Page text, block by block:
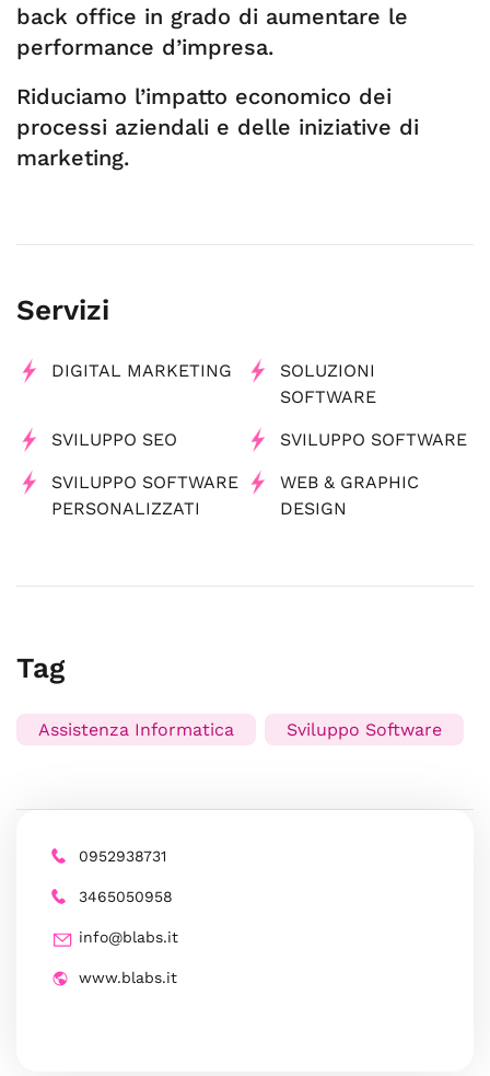
back office in grado di aumentare le
performance d’impresa.
Riduciamo l’impatto economico dei
processi aziendali e delle iniziative di
marketing.
Servizi
DIGITAL MARKETING
SOLUZIONI
SOFTWARE
SVILUPPO SEO SVILUPPO SOFTWARE
SVILUPPO SOFTWARE
PERSONALIZZATI
WEB & GRAPHIC
DESIGN
Tag
Assistenza Informatica Sviluppo Software
0952938731
3465050958
info@blabs.it
www.blabs.it